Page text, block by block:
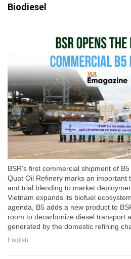
Biodiesel
BSR’s first commercial shipment of
Quat Oil Refinery marks an important
and trial blending to market
Vietnam expands its biofuel
agenda, B5 adds a new product to
room to decarbonize diesel transport
generated by the domestic refining
English